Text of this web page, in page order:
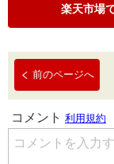
楽天市場
前のページへ